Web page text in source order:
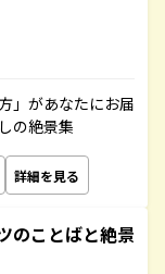
」があなたにお届
の絶景集
詳細を見る
のことばと絶景